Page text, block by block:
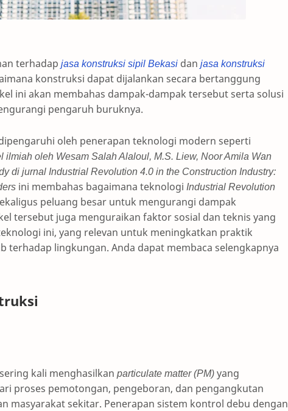
terhadap jasa konstruksi sipil Bekasi dan jasa konstruksi
konstruksi dapat dijalankan secara bertanggung
ini akan membahas dampak-dampak tersebut serta solusi
pengaruh buruknya.
oleh penerapan teknologi modern seperti
ilmiah oleh Wesam Salah Alaloul, M.S. Liew, Noor Amila Wan
di jurnal Industrial Revolution 4.0 in the Construction Industry:
ini membahas bagaimana teknologi Industrial Revolution
peluang besar untuk mengurangi dampak
tersebut juga menguraikan faktor sosial dan teknis yang
ini, yang relevan untuk meningkatkan praktik
terhadap lingkungan. Anda dapat membaca selengkapnya
kali menghasilkan particulate matter (PM)yang
proses pemotongan, pengeboran, dan pengangkutan
masyarakat sekitar. Penerapan sistem kontrol debu dengan